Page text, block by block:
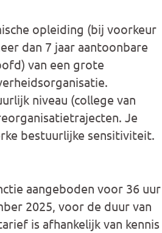
opleiding (bij voorkeur
dan 7 jaar aantoonbare
van een grote
niveau (college van
Je
bestuurlijke sensitiviteit.
aangeboden voor 36 uur
2025, voor de duur van
is afhankelijk van kennis